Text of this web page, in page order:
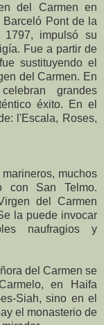
del Carmen en
Barceló Pont de la
impulsó su
Fue a partir de
sustituyendo el
del Carmen. En
grandes
éxito. En el
l'Escala, Roses,
muchos
con San Telmo.
del Carmen
la puede invocar
naufragios y
del Carmen se
en Haifa
Siah, sino en el
el monasterio de